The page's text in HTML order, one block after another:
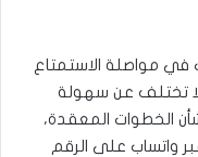
في مواصلة الاستمتاع
لا تختلف عن سهولة
الخطوات المعقدة،
واتساب على الرقم